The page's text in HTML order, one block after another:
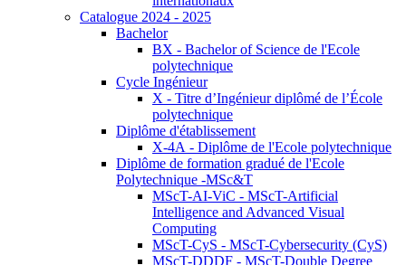
Catalogue 2024 - 2025
Bachelor
BX - Bachelor of Science de l'Ecole
polytechnique
Cycle Ingénieur
X - Titre d’Ingénieur diplômé de l’École
polytechnique
Diplôme d'établissement
X-4A - Diplôme de l'Ecole polytechnique
Diplôme de formation gradué de l'Ecole
Polytechnique -MSc&T
MScT-AI-ViC - MScT-Artificial
Intelligence and Advanced Visual
Computing
MScT-CyS - MScT-Cybersecurity (CyS)
MScT-DDDF - MScT-Double Degree